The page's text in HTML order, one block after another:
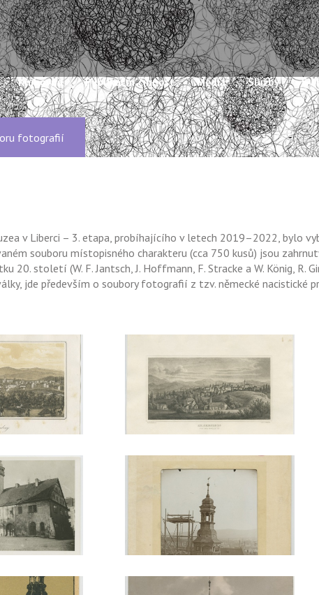
Knihovna Publikační činnost Média Služby E-
fotografií
v Liberci – 3. etapa, probíhajícího v letech 2019–2022, bylo
souboru místopisného charakteru (cca 750 kusů) jsou
století (W. F. Jantsch, J. Hoffmann, F. Stracke a W. König, R.
jde především o soubory fotografií z tzv. německé nacistické